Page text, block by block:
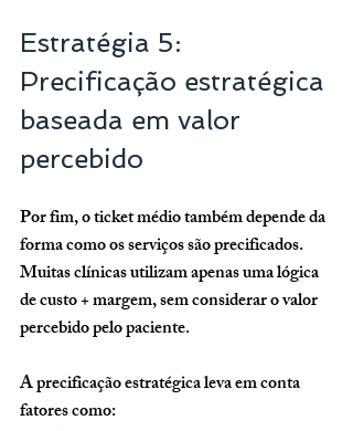
Estratégia 5:
Precificação estratégica
baseada em valor
percebido
Por fim, o ticket médio também depende da
forma como os serviços são precificados.
Muitas clínicas utilizam apenas uma lógica
de custo + margem, sem considerar o valor
percebido pelo paciente.
A precificação estratégica leva em conta
fatores como: